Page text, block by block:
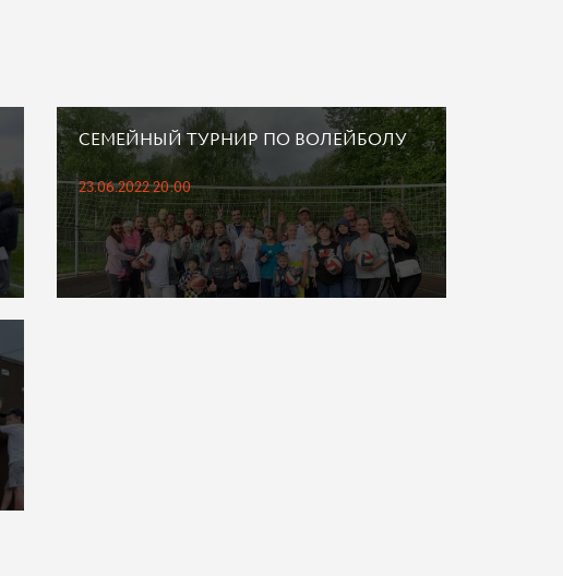
СЕМЕЙНЫЙ ТУРНИР ПО ВОЛЕЙБОЛУ
23.06.2022 20:00